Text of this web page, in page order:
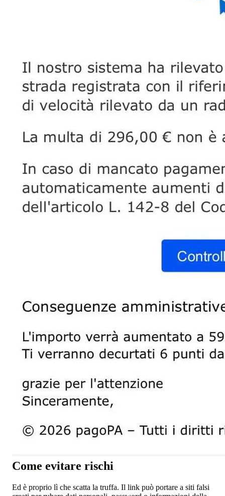
Come evitare rischi
Ed è proprio lì che scatta la truffa. Il link può portare a siti falsi